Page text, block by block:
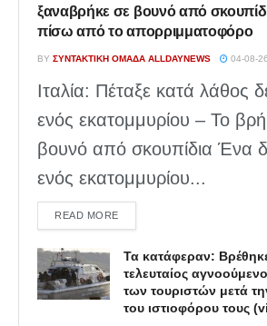
ξαναβρήκε σε βουνό από
πίσω από το απορριμματοφόρο
BY ΣΥΝΤΑΚΤΙΚΉ ΟΜΆΔΑ ALLDAYNEWS 04-08-
Ιταλία: Πέταξε κατά λάθος
ενός εκατομμυρίου – Το
βουνό από σκουπίδια Ένα
ενός εκατομμυρίου...
READ MOREDETAILS
Τα κατάφεραν:
τελευταίος
των τουριστών μετά
του ιστιοφόρου τους